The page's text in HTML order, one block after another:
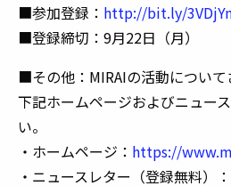
■参加登録： http://bit.ly/
■登録締切：9月22日（月）
■その他：MIRAIの活動について
下記ホームページおよびニュー
い。
・ホームページ： https://
・ニュースレター（登録無料）：